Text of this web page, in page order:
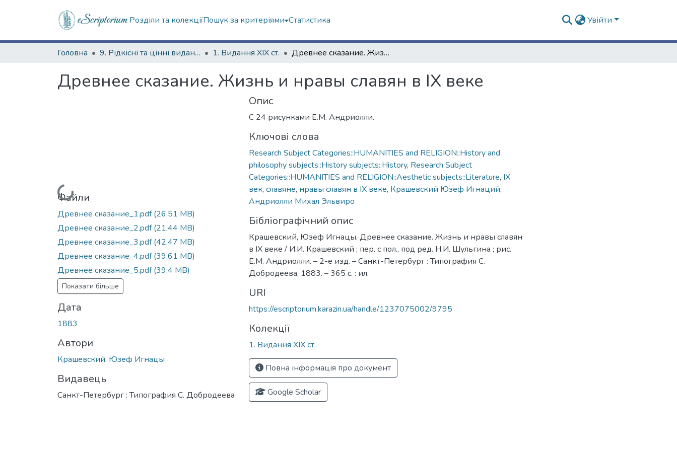
Розділи та колекціїПошук за критеріями Статистика Увійти
Головна 9. Рідкісні та цінні видання 1. Видання ХІХ ст. Древнее сказание. Жизнь и нравы славян в IX веке
Древнее сказание. Жизнь и нравы славян в IX веке
Вантажиться...
Файли
Древнее сказание_1.pdf(26,51 MB)
Древнее сказание_2.pdf(21,44 MB)
Древнее сказание_3.pdf(42,47 MB)
Древнее сказание_4.pdf(39,61 MB)
Древнее сказание_5.pdf(39,4 MB)
Показати більше
Дата
1883
Автори
Крашевский, Юзеф Игнацы
Видавець
Санкт-Петербург : Типография С. Добродеева
Опис
С 24 рисунками Е.М. Андриолли.
Ключові слова
Research Subject Categories::HUMANITIES and RELIGION::History and
philosophy subjects::History subjects::History, Research Subject
Categories::HUMANITIES and RELIGION::Aesthetic subjects::Literature, IX
век, славяне, нравы славян в IX веке, Крашевский Юзеф Игнаций,
Андриолли Михал Эльвиро
Бібліографічний опис
Крашевский, Юзеф Игнацы. Древнее сказание. Жизнь и нравы славян
в IX веке / И.И. Крашевский ; пер. с пол., под ред. Н.И. Шульгина ; рис.
Е.М. Андриолли. – 2-е изд. – Санкт-Петербург : Типография С.
Добродеева, 1883. – 365 с. : ил.
URI
https://escriptorium.karazin.ua/handle/1237075002/9795
Колекції
1. Видання ХІХ ст.
Повна інформація про документ
Google Scholar